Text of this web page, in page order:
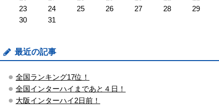
23
24 25 26 27 28
29
30
31
最近の記事
全国ランキング17位！
全国インターハイまであと４日！
大阪インターハイ2日前！